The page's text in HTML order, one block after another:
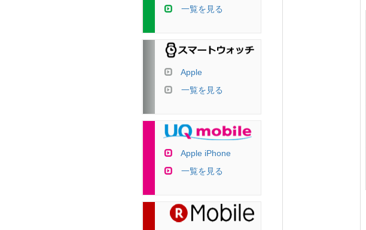
一覧を見る
Apple
一覧を見る
Apple iPhone
一覧を見る